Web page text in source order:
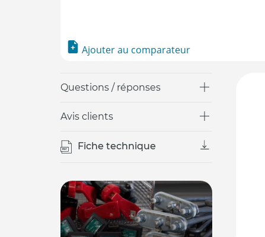
Ajouter au comparateur
Questions / réponses
Avis clients
Fiche technique